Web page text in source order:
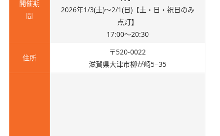
開催期
間
2026年1/3(土)～2/1(日)【土・日・祝日のみ
点灯】
17:00〜20:30
住所
〒520-0022
滋賀県大津市柳が崎5−35